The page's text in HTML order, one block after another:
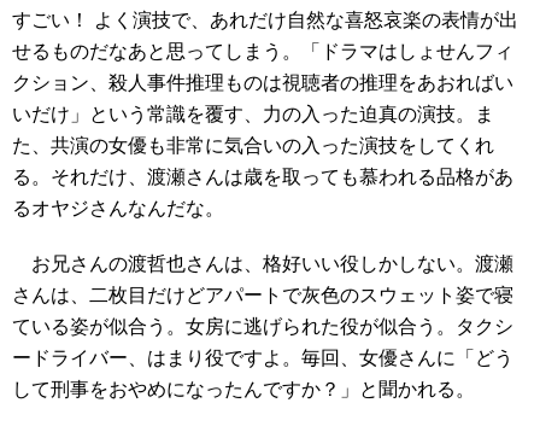
すごい！ よく演技で、あれだけ自然な喜怒哀楽の表情が出
せるものだなあと思ってしまう。「ドラマはしょせんフィ
クション、殺人事件推理ものは視聴者の推理をあおればい
いだけ」という常識を覆す、力の入った迫真の演技。ま
た、共演の女優も非常に気合いの入った演技をしてくれ
る。それだけ、渡瀬さんは歳を取っても慕われる品格があ
るオヤジさんなんだな。
お兄さんの渡哲也さんは、格好いい役しかしない。渡瀬
さんは、二枚目だけどアパートで灰色のスウェット姿で寝
ている姿が似合う。女房に逃げられた役が似合う。タクシ
ードライバー、はまり役ですよ。毎回、女優さんに「どう
して刑事をおやめになったんですか？」と聞かれる。